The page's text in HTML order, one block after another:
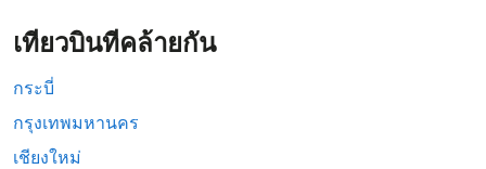
เที่ยวบินที่คล้ายกัน
กระบี่
กรุงเทพมหานคร
เชียงใหม่